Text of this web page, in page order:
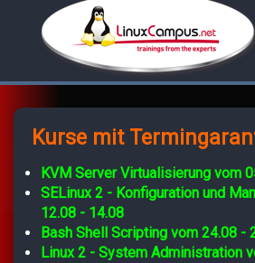
Kurse mit
KVM Server Virtualisierung vom
SELinux 2 - Konfiguration und
12.08 - 14.08
Bash Shell Scripting vom 24.08 -
Linux 2 - System Administration